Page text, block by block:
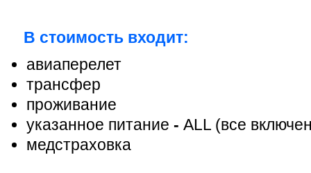
В стоимость входит:
авиаперелет
трансфер
проживание
указанное питание - ALL (все
медстраховка